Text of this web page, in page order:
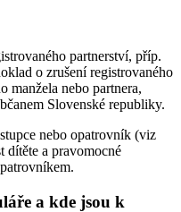
partnerství, příp.
o zrušení registrovaného
manžela nebo partnera,
Slovenské republiky.
nebo opatrovník (viz
a pravomocné
a kde jsou k